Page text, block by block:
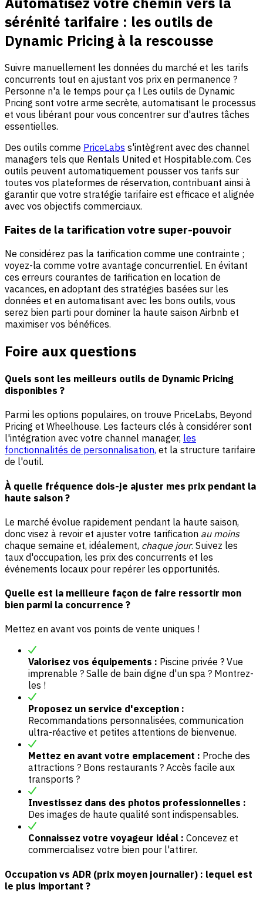
sérénité tarifaire : les outils de
Dynamic Pricing à la rescousse
Suivre manuellement les données du marché et les tarifs
concurrents tout en ajustant vos prix en permanence ?
Personne n'a le temps pour ça ! Les outils de Dynamic
Pricing sont votre arme secrète, automatisant le processus
et vous libérant pour vous concentrer sur d'autres tâches
essentielles.
Des outils comme PriceLabs s'intègrent avec des channel
managers tels que Rentals United et Hospitable.com. Ces
outils peuvent automatiquement pousser vos tarifs sur
toutes vos plateformes de réservation, contribuant ainsi à
garantir que votre stratégie tarifaire est efficace et alignée
avec vos objectifs commerciaux.
Faites de la tarification votre super-pouvoir
Ne considérez pas la tarification comme une contrainte ;
voyez-la comme votre avantage concurrentiel. En évitant
ces erreurs courantes de tarification en location de
vacances, en adoptant des stratégies basées sur les
données et en automatisant avec les bons outils, vous
serez bien parti pour dominer la haute saison Airbnb et
maximiser vos bénéfices.
Foire aux questions
Quels sont les meilleurs outils de Dynamic Pricing
disponibles ?
Parmi les options populaires, on trouve PriceLabs, Beyond
Pricing et Wheelhouse. Les facteurs clés à considérer sont
l'intégration avec votre channel manager, les
fonctionnalités de personnalisation, et la structure tarifaire
de l'outil.
À quelle fréquence dois-je ajuster mes prix pendant la
haute saison ?
Le marché évolue rapidement pendant la haute saison,
donc visez à revoir et ajuster votre tarification au moins
chaque semaine et, idéalement, chaque jour. Suivez les
taux d'occupation, les prix des concurrents et les
événements locaux pour repérer les opportunités.
Quelle est la meilleure façon de faire ressortir mon
bien parmi la concurrence ?
Mettez en avant vos points de vente uniques !
Valorisez vos équipements : Piscine privée ? Vue
imprenable ? Salle de bain digne d'un spa ? Montrez-
les !
Proposez un service d'exception :
Recommandations personnalisées, communication
ultra-réactive et petites attentions de bienvenue.
Mettez en avant votre emplacement : Proche des
attractions ? Bons restaurants ? Accès facile aux
transports ?
Investissez dans des photos professionnelles :
Des images de haute qualité sont indispensables.
Connaissez votre voyageur idéal : Concevez et
commercialisez votre bien pour l'attirer.
Occupation vs ADR (prix moyen journalier) : lequel est
le plus important ?